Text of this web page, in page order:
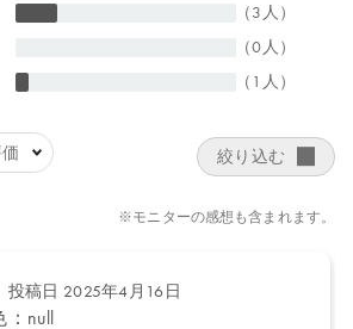
には、下記品番をお伝え下さい。
しい在庫状況につきましては、各店舗に